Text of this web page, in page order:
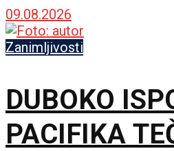
potpuno
09.08.2026
Zanimljivosti
DUBOKO
PACIFIKA